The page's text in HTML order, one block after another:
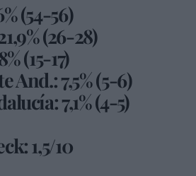
(54-56)
(26-28)
(15-17)
And.: 7,5% (5-6)
7,1% (4-5)
1,5/10